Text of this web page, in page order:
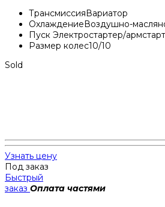
ТрансмиссияВариатор
ОхлаждениеВоздушно-
Пуск Электростартер/
Размер колес10/10
Sold
Узнать цену
Под заказ
Быстрый
заказ Оплата частями